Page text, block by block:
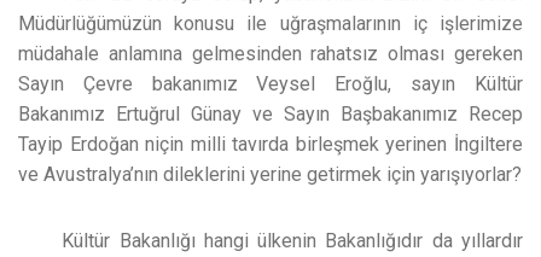
Müdürlüğümüzün konusu ile uğraşmalarının iç işlerimize
müdahale anlamına gelmesinden rahatsız olması gereken
Sayın Çevre bakanımız Veysel Eroğlu, sayın Kültür
Bakanımız Ertuğrul Günay ve Sayın Başbakanımız Recep
Tayip Erdoğan niçin milli tavırda birleşmek yerinen İngiltere
ve Avustralya’nın dileklerini yerine getirmek için yarışıyorlar?
Kültür Bakanlığı hangi ülkenin Bakanlığıdır da yıllardır